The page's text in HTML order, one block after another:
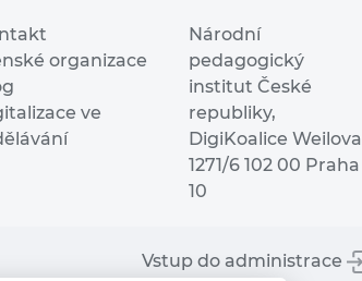
organizace
ve
Národní
pedagogický
institut České
republiky,
DigiKoalice Weilova
1271/6 102 00 Praha
10
Vstup do administrace